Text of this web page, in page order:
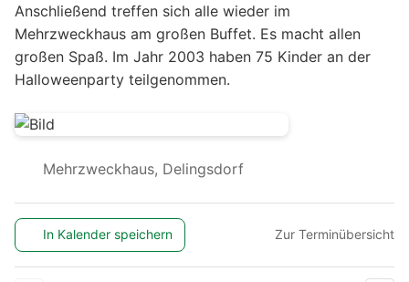
Anschließend treffen sich alle wieder im
Mehrzweckhaus am großen Buffet. Es macht allen
großen Spaß. Im Jahr 2003 haben 75 Kinder an der
Halloweenparty teilgenommen.
Mehrzweckhaus, Delingsdorf
In Kalender speichern Zur Terminübersicht